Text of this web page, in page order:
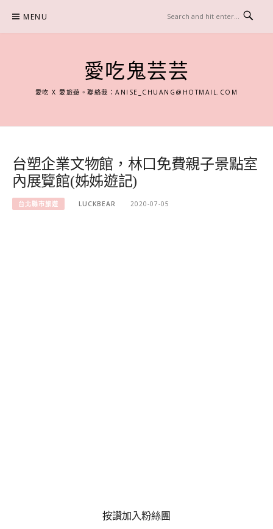
content
MENU
愛吃鬼芸芸
愛吃 X 愛旅遊。聯絡我：ANISE_CHUANG@HOTMAIL.COM
台塑企業文物館，林口免費親子景點室
內展覽館(姊姊遊記)
台北縣市旅遊 LUCKBEAR 2020-07-05
按讚加入粉絲團